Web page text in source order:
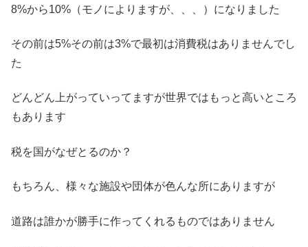
8%から10%（モノによりますが、、、）になりました
その前は5%その前は3%で最初は消費税はありませんでし
た
どんどん上がっていってますが世界ではもっと高いところ
もあります
税を国がなぜとるのか？
もちろん、様々な施設や団体が色んな所にありますが
道路は誰かが勝手に作ってくれるものではありません